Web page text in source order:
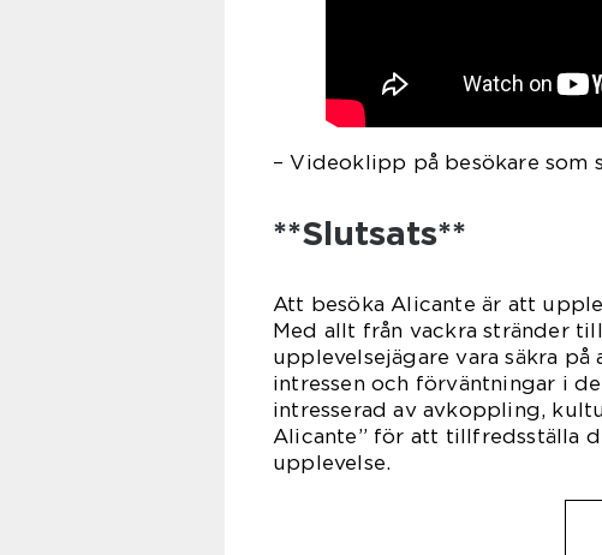
– Videoklipp på besökare som
**Slutsats**
Att besöka Alicante är att
Med allt från vackra stränder
upplevelsejägare vara säkra
intressen och förväntningar i
intresserad av avkoppling,
Alicante” för att tillfredsställa
upplevelse.